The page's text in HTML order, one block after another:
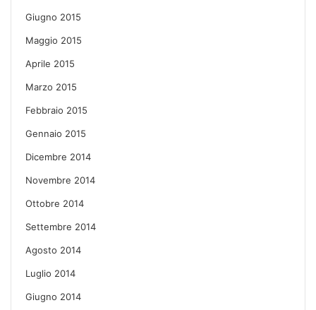
Giugno 2015
Maggio 2015
Aprile 2015
Marzo 2015
Febbraio 2015
Gennaio 2015
Dicembre 2014
Novembre 2014
Ottobre 2014
Settembre 2014
Agosto 2014
Luglio 2014
Giugno 2014